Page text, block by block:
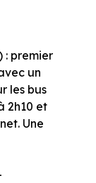
: premier
un
les bus
2h10 et
Une